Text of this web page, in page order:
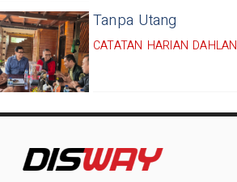
Tanpa Utang
CATATAN HARIAN DAHLAN